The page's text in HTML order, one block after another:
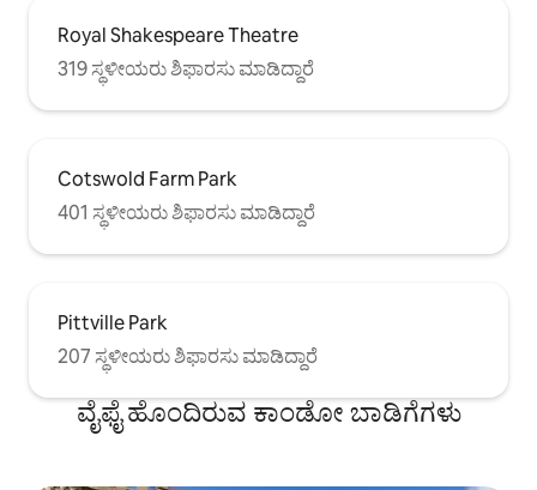
Royal Shakespeare Theatre
319 ಸ್ಥಳೀಯರು ಶಿಫಾರಸು ಮಾಡಿದ್ದಾರೆ
Cotswold Farm Park
401 ಸ್ಥಳೀಯರು ಶಿಫಾರಸು ಮಾಡಿದ್ದಾರೆ
Pittville Park
207 ಸ್ಥಳೀಯರು ಶಿಫಾರಸು ಮಾಡಿದ್ದಾರೆ
ವೈಫೈ ಹೊಂದಿರುವ ಕಾಂಡೋ ಬಾಡಿಗೆಗಳು